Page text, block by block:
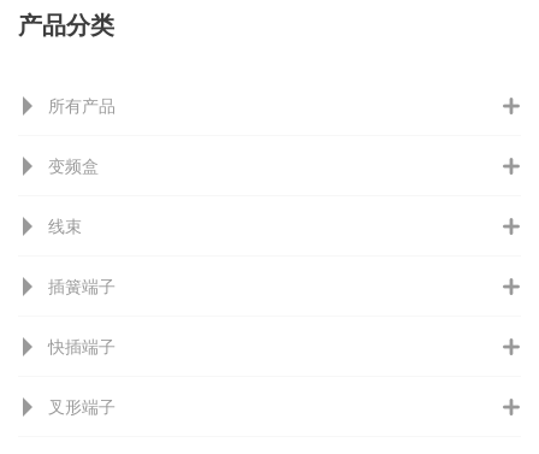
产品分类
所有产品
变频盒
线束
插簧端子
快插端子
叉形端子